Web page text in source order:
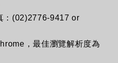
：(02)2776-9417 or
，最佳瀏覽解析度為